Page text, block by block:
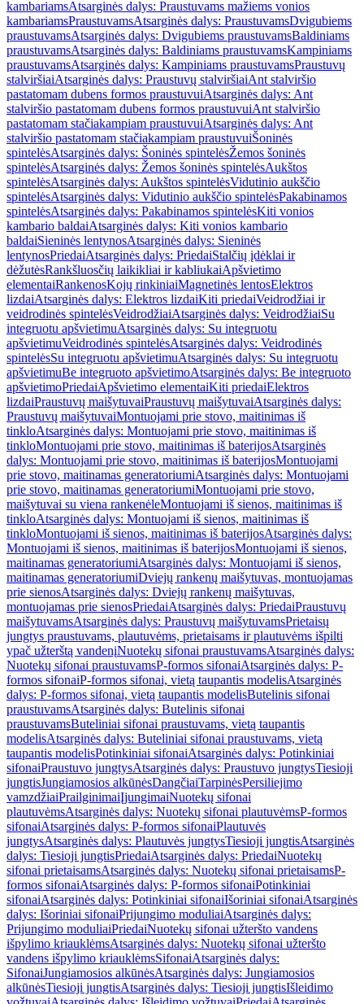
kambariamsAtsarginės dalys: Praustuvams mažiems vonios
kambariamsPraustuvamsAtsarginės dalys: PraustuvamsDvigubiems
praustuvamsAtsarginės dalys: Dvigubiems praustuvamsBaldiniams
praustuvamsAtsarginės dalys: Baldiniams praustuvamsKampiniams
praustuvamsAtsarginės dalys: Kampiniams praustuvamsPraustuvų
stalviršiaiAtsarginės dalys: Praustuvų stalviršiaiAnt stalviršio
pastatomam dubens formos praustuvuiAtsarginės dalys: Ant
stalviršio pastatomam dubens formos praustuvuiAnt stalviršio
pastatomam stačiakampiam praustuvuiAtsarginės dalys: Ant
stalviršio pastatomam stačiakampiam praustuvuiŠoninės
spintelėsAtsarginės dalys: Šoninės spintelėsŽemos šoninės
spintelėsAtsarginės dalys: Žemos šoninės spintelėsAukštos
spintelėsAtsarginės dalys: Aukštos spintelėsVidutinio aukščio
spintelėsAtsarginės dalys: Vidutinio aukščio spintelėsPakabinamos
spintelėsAtsarginės dalys: Pakabinamos spintelėsKiti vonios
kambario baldaiAtsarginės dalys: Kiti vonios kambario
baldaiSieninės lentynosAtsarginės dalys: Sieninės
lentynosPriedaiAtsarginės dalys: PriedaiStalčių įdėklai ir
dėžutėsRankšluosčių laikikliai ir kabliukaiApšvietimo
elementaiRankenosKojų rinkiniaiMagnetinės lentosElektros
lizdaiAtsarginės dalys: Elektros lizdaiKiti priedaiVeidrodžiai ir
veidrodinės spintelėsVeidrodžiaiAtsarginės dalys: VeidrodžiaiSu
integruotu apšvietimuAtsarginės dalys: Su integruotu
apšvietimuVeidrodinės spintelėsAtsarginės dalys: Veidrodinės
spintelėsSu integruotu apšvietimuAtsarginės dalys: Su integruotu
apšvietimuBe integruoto apšvietimoAtsarginės dalys: Be integruoto
apšvietimoPriedaiApšvietimo elementaiKiti priedaiElektros
lizdaiPraustuvų maišytuvaiPraustuvų maišytuvaiAtsarginės dalys:
Praustuvų maišytuvaiMontuojami prie stovo, maitinimas iš
tinkloAtsarginės dalys: Montuojami prie stovo, maitinimas iš
tinkloMontuojami prie stovo, maitinimas iš baterijosAtsarginės
dalys: Montuojami prie stovo, maitinimas iš baterijosMontuojami
prie stovo, maitinamas generatoriumiAtsarginės dalys: Montuojami
prie stovo, maitinamas generatoriumiMontuojami prie stovo,
maišytuvai su viena rankenėleMontuojami iš sienos, maitinimas iš
tinkloAtsarginės dalys: Montuojami iš sienos, maitinimas iš
tinkloMontuojami iš sienos, maitinimas iš baterijosAtsarginės dalys:
Montuojami iš sienos, maitinimas iš baterijosMontuojami iš sienos,
maitinamas generatoriumiAtsarginės dalys: Montuojami iš sienos,
maitinamas generatoriumiDviejų rankenų maišytuvas, montuojamas
prie sienosAtsarginės dalys: Dviejų rankenų maišytuvas,
montuojamas prie sienosPriedaiAtsarginės dalys: PriedaiPraustuvų
maišytuvamsAtsarginės dalys: Praustuvų maišytuvamsPrietaisų
jungtys praustuvams, plautuvėms, prietaisams ir plautuvėms išpilti
ypač užterštą vandenįNuotekų sifonai praustuvamsAtsarginės dalys:
Nuotekų sifonai praustuvamsP-formos sifonaiAtsarginės dalys: P-
formos sifonaiP-formos sifonai, vietą taupantis modelisAtsarginės
dalys: P-formos sifonai, vietą taupantis modelisButelinis sifonai
praustuvamsAtsarginės dalys: Butelinis sifonai
praustuvamsButeliniai sifonai praustuvams, vietą taupantis
modelisAtsarginės dalys: Buteliniai sifonai praustuvams, vietą
taupantis modelisPotinkiniai sifonaiAtsarginės dalys: Potinkiniai
sifonaiPraustuvo jungtysAtsarginės dalys: Praustuvo jungtysTiesioji
jungtisJungiamosios alkūnėsDangčiaiTarpinėsPersiliejimo
vamzdžiaiPrailginimaiĮjungimaiNuotekų sifonai
plautuvėmsAtsarginės dalys: Nuotekų sifonai plautuvėmsP-formos
sifonaiAtsarginės dalys: P-formos sifonaiPlautuvės
jungtysAtsarginės dalys: Plautuvės jungtysTiesioji jungtisAtsarginės
dalys: Tiesioji jungtisPriedaiAtsarginės dalys: PriedaiNuotekų
sifonai prietaisamsAtsarginės dalys: Nuotekų sifonai prietaisamsP-
formos sifonaiAtsarginės dalys: P-formos sifonaiPotinkiniai
sifonaiAtsarginės dalys: Potinkiniai sifonaiIšoriniai sifonaiAtsarginės
dalys: Išoriniai sifonaiPrijungimo moduliaiAtsarginės dalys:
Prijungimo moduliaiPriedaiNuotekų sifonai užteršto vandens
išpylimo kriauklėmsAtsarginės dalys: Nuotekų sifonai užteršto
vandens išpylimo kriauklėmsSifonaiAtsarginės dalys:
SifonaiJungiamosios alkūnėsAtsarginės dalys: Jungiamosios
alkūnėsTiesioji jungtisAtsarginės dalys: Tiesioji jungtisIšleidimo